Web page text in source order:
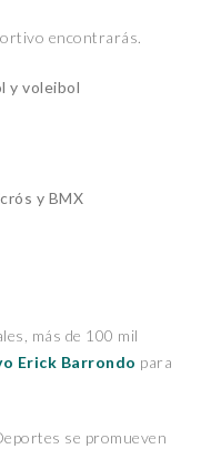
encontrarás.
y voleibol
y BMX
más de 100 mil
Erick Barrondo para
se promueven